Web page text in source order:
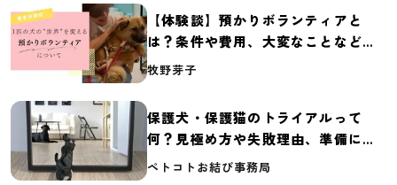
【体験談】預かりボランティアと
は？条件や費用、大変なことなど紹
介
牧野芽子
保護犬・保護猫のトライアルって
何？見極め方や失敗理由、準備に必
要なものを紹介
ペトコトお結び事務局